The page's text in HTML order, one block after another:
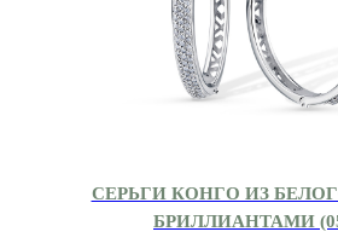
СЕРЬГИ КОНГО ИЗ
БРИЛЛИАНТАМИ